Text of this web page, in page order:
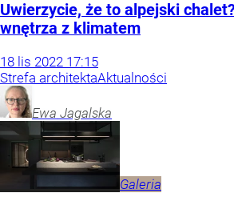
Uwierzycie, że to alpejski
wnętrza z klimatem
18 lis 2022 17:15
Strefa architektaAktualności
Ewa Jagalska
Galeria